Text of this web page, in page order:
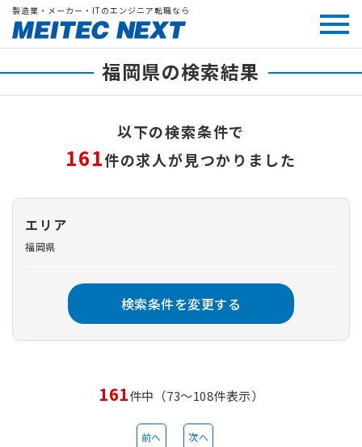
製造業・メーカー・ITのエンジニア転職なら
福岡県の検索結果
以下の検索条件で
161件の求人が見つかりました
エリア
福岡県
検索条件を変更する
161件中（73～108件表示）
前へ 次へ